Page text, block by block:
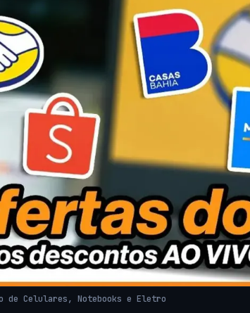
de Celulares, Notebooks e Eletro